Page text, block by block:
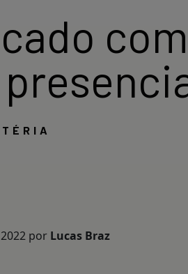
por Lucas Braz